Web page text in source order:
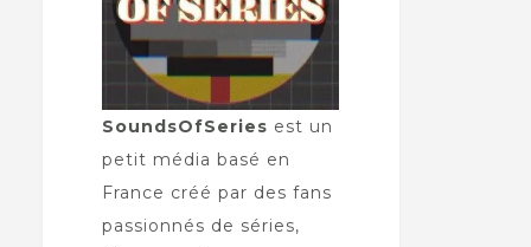
SoundsOfSeries est un
petit média basé en
France créé par des fans
passionnés de séries,